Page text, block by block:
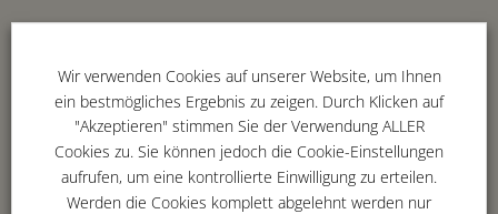
Wir verwenden Cookies auf unserer Website, um Ihnen
ein bestmögliches Ergebnis zu zeigen. Durch Klicken auf
"Akzeptieren" stimmen Sie der Verwendung ALLER
Cookies zu. Sie können jedoch die Cookie-Einstellungen
aufrufen, um eine kontrollierte Einwilligung zu erteilen.
Werden die Cookies komplett abgelehnt werden nur